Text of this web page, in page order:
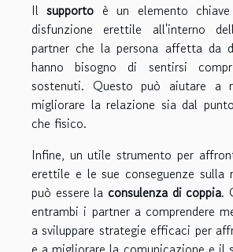
Ilsupporto è un elemento
disfunzione erettile all'interno
partner che la persona affetta da
hanno bisogno di sentirsi
sostenuti. Questo può aiutare a
migliorare la relazione sia dal
che fisico.
Infine, un utile strumento per
erettile e le sue conseguenze sulla
può essere la consulenza di coppia.
entrambi i partner a comprendere
a sviluppare strategie efficaci per